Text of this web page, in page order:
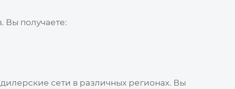
Вы получаете:
сети в различных регионах. Вы